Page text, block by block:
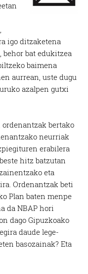
igo ditzaketena
behor bat edukitzea
baimena
aurrean, uste dugu
azalpen gutxi
ordenantzak bertako
neurriak
erabilera
hitz batzutan
eta
Ordenantzak beti
Plan baten menpe
da NBAP hori
dago Gipuzkoako
daude lege-
basozainak? Eta